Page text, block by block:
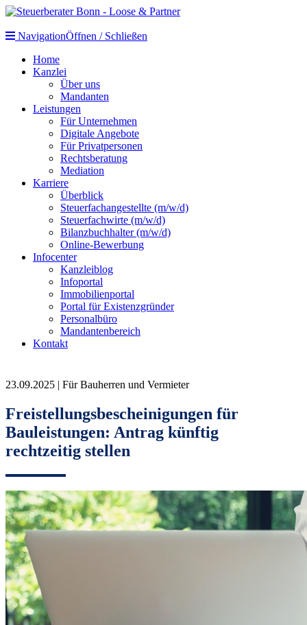
NavigationÖffnen / Schließen
Home
Kanzlei
Über uns
Mandanten
Leistungen
Für Unternehmen
Digitale Angebote
Für Privatpersonen
Rechtsberatung
Mediation
Karriere
Überblick
Steuerfachangestellte (m/w/d)
Steuerfachwirte (m/w/d)
Bilanzbuchhalter (m/w/d)
Online-Bewerbung
Infocenter
Kanzleiblog
Infoportal
Immobilienportal
Portal für Existenzgründer
Personalbüro
Mandantenbereich
Kontakt
23.09.2025 | Für Bauherren und Vermieter
Freistellungsbescheinigungen für
Bauleistungen: Antrag künftig
rechtzeitig stellen